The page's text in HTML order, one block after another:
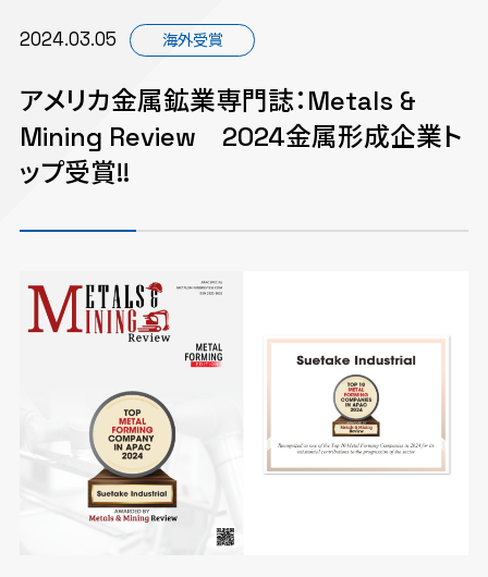
2024.03.05 海外受賞
アメリカ金属鉱業専門誌：Metals &
Mining Review 2024金属形成企業ト
ップ受賞!!